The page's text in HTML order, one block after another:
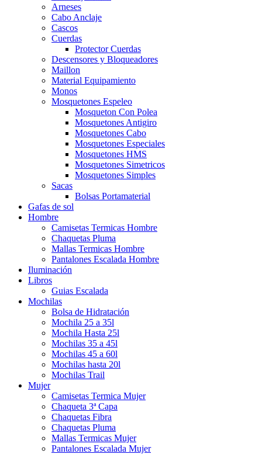
Arneses
Cabo Anclaje
Cascos
Cuerdas
Protector Cuerdas
Descensores y Bloqueadores
Maillon
Material Equipamiento
Monos
Mosquetones Espeleo
Mosqueton Con Polea
Mosquetones Antigiro
Mosquetones Cabo
Mosquetones Especiales
Mosquetones HMS
Mosquetones Simetricos
Mosquetones Simples
Sacas
Bolsas Portamaterial
Gafas de sol
Hombre
Camisetas Termicas Hombre
Chaquetas Pluma
Mallas Termicas Hombre
Pantalones Escalada Hombre
Iluminación
Libros
Guias Escalada
Mochilas
Bolsa de Hidratación
Mochila 25 a 35l
Mochila Hasta 25l
Mochilas 35 a 45l
Mochilas 45 a 60l
Mochilas hasta 20l
Mochilas Trail
Mujer
Camisetas Termica Mujer
Chaqueta 3ª Capa
Chaquetas Fibra
Chaquetas Pluma
Mallas Termicas Mujer
Pantalones Escalada Mujer